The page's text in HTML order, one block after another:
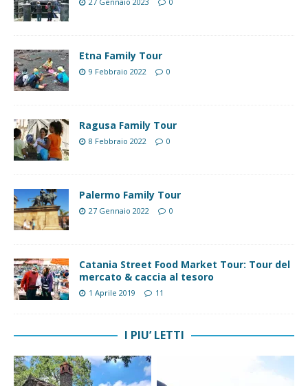
Etna Family Tour
9 Febbraio 2022 0
Ragusa Family Tour
8 Febbraio 2022 0
Palermo Family Tour
27 Gennaio 2022 0
Catania Street Food Market Tour: Tour del
mercato & caccia al tesoro
1 Aprile 2019 11
I PIU’ LETTI